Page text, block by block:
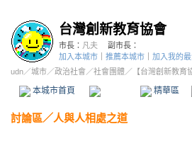
台灣創新教育協會
市長： 凡夫
副市長：
加入本城市
推薦本城市 加入我的最
udn／城市／政治社會 ／社會團體／ 【台灣創新教育
本城市首頁 精華區
討論區／人與人相處之道